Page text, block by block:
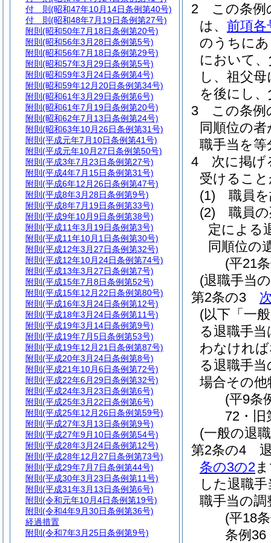
2
この条例
は、 前項各
のうちに
において
し、祖父
を後にし
3
この条例
同順位の
職手当を
4
次に掲げ
受けるこ
(1)
職員
(2)
職員
定による
同順位の
(平21
(退職手当
第2条の3
(以下「一
る退職手
わなけれ
る退職手
場合その
(平9条
72・旧
(一般の退
第2条の4
条の3の2
した退職
職手当の
(平18
条例36
付 則 (昭和47年10月14日条例第40号)
付 則 (昭和48年7月19日条例第27号)
附則 (昭和50年7月18日条例第20号)
附則 (昭和56年3月28日条例第5号)
附則 (昭和56年7月18日条例第29号)
附則 (昭和57年3月29日条例第5号)
附則 (昭和59年3月24日条例第4号)
附則 (昭和59年12月20日条例第34号)
附則 (昭和61年3月29日条例第6号)
附則 (昭和61年7月19日条例第20号)
附則 (昭和62年7月13日条例第24号)
附則 (昭和63年10月26日条例第31号)
附則 (平成元年7月10日条例第41号)
附則 (平成元年10月27日条例第50号)
附則 (平成3年7月23日条例第27号)
附則 (平成4年7月15日条例第31号)
附則 (平成6年12月26日条例第47号)
附則 (平成8年3月28日条例第9号)
附則 (平成8年7月19日条例第33号)
附則 (平成9年10月9日条例第38号)
附則 (平成11年3月19日条例第3号)
附則 (平成11年10月1日条例第30号)
附則 (平成12年3月27日条例第32号)
附則 (平成12年10月24日条例第74号)
附則 (平成13年3月27日条例第7号)
附則 (平成15年7月8日条例第52号)
附則 (平成15年12月22日条例第80号)
附則 (平成16年3月24日条例第12号)
附則 (平成18年3月24日条例第11号)
附則 (平成19年3月14日条例第9号)
附則 (平成19年7月5日条例第53号)
附則 (平成19年12月21日条例第87号)
附則 (平成20年3月24日条例第8号)
附則 (平成21年10月6日条例第72号)
附則 (平成22年6月29日条例第32号)
附則 (平成24年3月23日条例第6号)
附則 (平成25年3月22日条例第6号)
附則 (平成25年12月26日条例第59号)
附則 (平成27年3月13日条例第9号)
附則 (平成27年9月10日条例第54号)
附則 (平成28年3月24日条例第12号)
附則 (平成28年12月27日条例第73号)
附則 (平成29年7月7日条例第44号)
附則 (平成30年3月23日条例第11号)
附則 (平成31年3月13日条例第6号)
附則 (令和元年10月4日条例第19号)
附則 (令和4年9月30日条例第36号)
経過措置
附則 (令和7年3月25日条例第9号)